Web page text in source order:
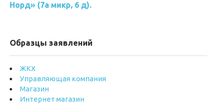
Норд» (7а микр, 6 д).
Образцы заявлений
ЖКХ
Управляющая компания
Магазин
Интернет магазин